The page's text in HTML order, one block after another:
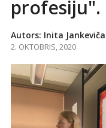
profesiju".
Autors: Inita Jankeviča
2. OKTOBRIS, 2020